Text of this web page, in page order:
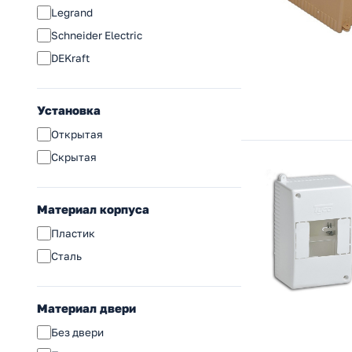
Legrand
Schneider Electric
DEKraft
Установка
Открытая
Скрытая
Материал корпуса
Пластик
Сталь
Материал двери
Без двери